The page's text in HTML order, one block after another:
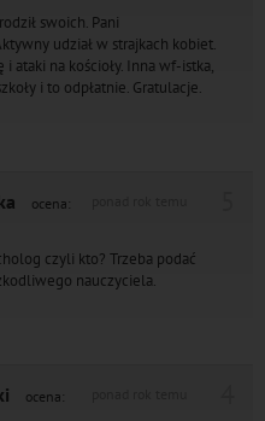
swoich. Pani
udział w strajkach kobiet.
ataki na kościoły. Inna wf-istka,
i to odpłatnie. Gratulacje.
ocena:
czyli kto? Trzeba podać
nauczyciela.
ocena: